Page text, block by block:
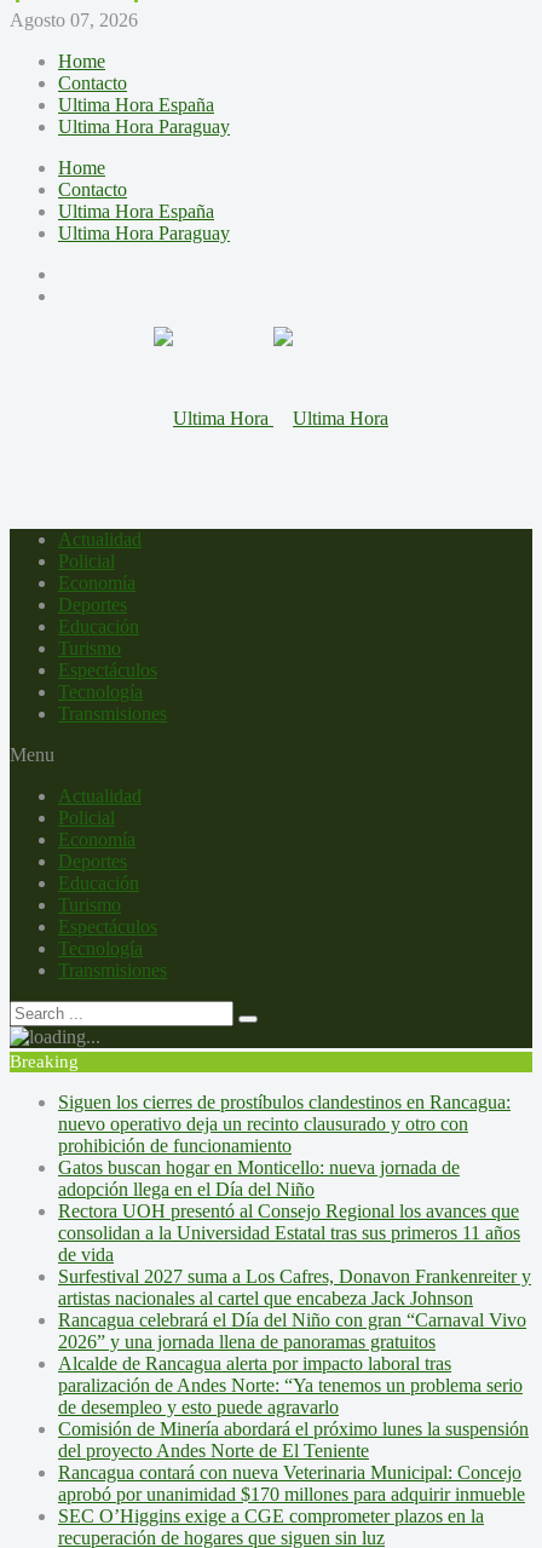
Agosto 07, 2026
Home
Contacto
Ultima Hora España
Ultima Hora Paraguay
Home
Contacto
Ultima Hora España
Ultima Hora Paraguay
Actualidad
Policial
Economía
Deportes
Educación
Turismo
Espectáculos
Tecnología
Transmisiones
Menu
Actualidad
Policial
Economía
Deportes
Educación
Turismo
Espectáculos
Tecnología
Transmisiones
Breaking
Siguen los cierres de prostíbulos clandestinos en Rancagua:
nuevo operativo deja un recinto clausurado y otro con
prohibición de funcionamiento
Gatos buscan hogar en Monticello: nueva jornada de
adopción llega en el Día del Niño
Rectora UOH presentó al Consejo Regional los avances que
consolidan a la Universidad Estatal tras sus primeros 11 años
de vida
Surfestival 2027 suma a Los Cafres, Donavon Frankenreiter y
artistas nacionales al cartel que encabeza Jack Johnson
Rancagua celebrará el Día del Niño con gran “Carnaval Vivo
2026” y una jornada llena de panoramas gratuitos
Alcalde de Rancagua alerta por impacto laboral tras
paralización de Andes Norte: “Ya tenemos un problema serio
de desempleo y esto puede agravarlo
Comisión de Minería abordará el próximo lunes la suspensión
del proyecto Andes Norte de El Teniente
Rancagua contará con nueva Veterinaria Municipal: Concejo
aprobó por unanimidad $170 millones para adquirir inmueble
SEC O’Higgins exige a CGE comprometer plazos en la
recuperación de hogares que siguen sin luz